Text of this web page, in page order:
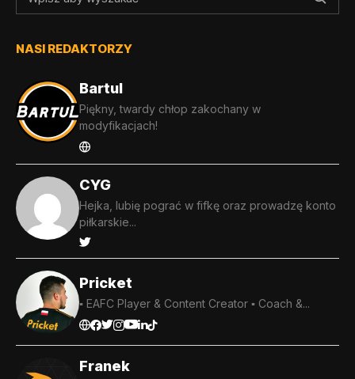
NASI REDAKTORZY
Bartul
Piękny, twardy chłop zakochany w
modyfikacjach!
CYG
Hejka, lubię pograć w fifkę oraz prowadzę konto
piłkarskie...
Pricket
▪️ EAFC Player & Content Creator ▪️ Coach &...
Franek